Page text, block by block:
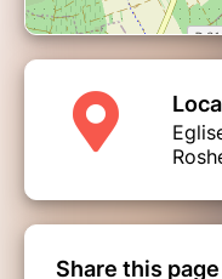
Share this page